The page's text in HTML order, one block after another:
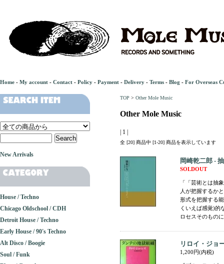
Home - My account - Contact - Policy - Payment - Delivery - Terms - Blog - For Overseas
TOP > Other Mole Music
Other Mole Music
| 1 |
全 [20] 商品中 [1-20] 商品を表示しています
岡崎乾二郎 -
SOLDOUT
「「芸術とは抽
人が把握するか
形式を把握する
くいえば感覚)的
ロセスそのもの
リロイ・ジョ
1,200円(内税)
New Arrivals
House / Techno
Chicago Oldschool / CDH
Detroit House / Techno
Early House / 90's Techno
Alt Disco / Boogie
Soul / Funk